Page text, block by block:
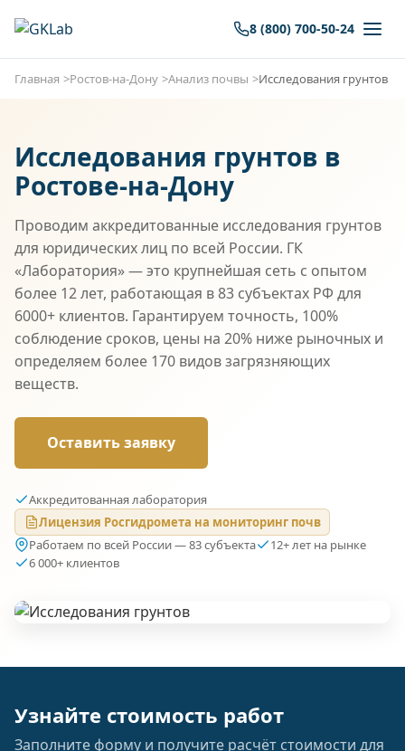
8 (800) 700-50-24
Главная Ростов-на-Дону Анализ почвы Исследования грунтов
Исследования грунтов в
Ростове-на-Дону
Проводим аккредитованные исследования грунтов
для юридических лиц по всей России. ГК
«Лаборатория» — это крупнейшая сеть с опытом
более 12 лет, работающая в 83 субъектах РФ для
6000+ клиентов. Гарантируем точность, 100%
соблюдение сроков, цены на 20% ниже рыночных и
определяем более 170 видов загрязняющих
веществ.
Оставить заявку
Аккредитованная лаборатория
Лицензия Росгидромета на мониторинг почв
Работаем по всей России — 83 субъекта
12+ лет на рынке
6 000+ клиентов
Узнайте стоимость работ
Заполните форму и получите расчёт стоимости для